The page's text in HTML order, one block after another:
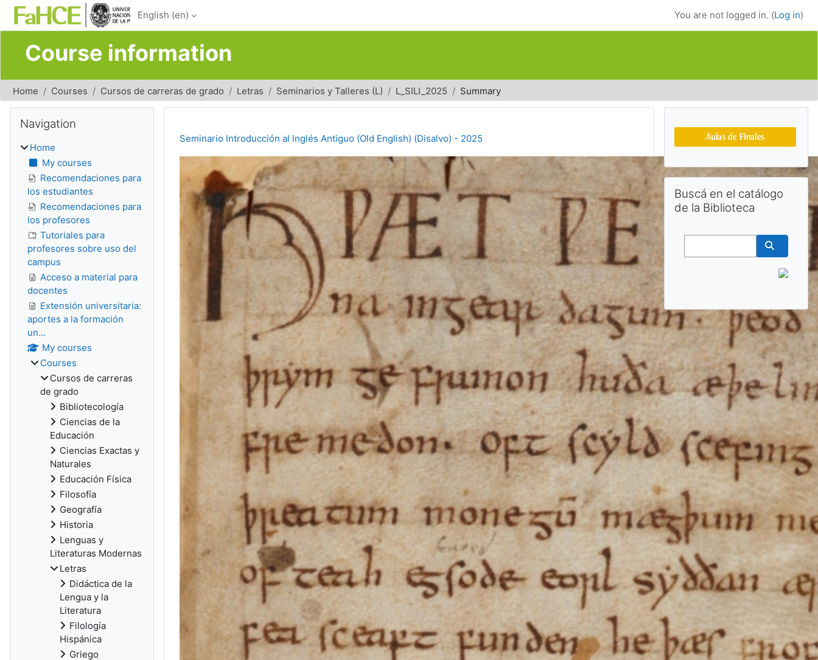
Skip to main content
English ‎(en)‎ You are not logged in. (Log in)
Course information
Home Courses Cursos de carreras de grado Letras Seminarios y Talleres (L) L_SILI_2025 Summary
Seminario Introducción al Inglés Antiguo (Old English) (Disalvo) - 2025
Blocks
Navigation
Home
My courses
Recomendaciones para
los estudiantes
Recomendaciones para
los profesores
Tutoriales para
profesores sobre uso del
campus
Acceso a material para
docentes
Extensión universitaria:
aportes a la formación
un...
My courses
Courses
Cursos de carreras
de grado
Bibliotecología
Ciencias de la
Educación
Ciencias Exactas y
Naturales
Educación Física
Filosofía
Geografía
Historia
Lenguas y
Literaturas Modernas
Letras
Didáctica de la
Lengua y la
Literatura
Filología
Hispánica
Griego
Skip Buscá en el catálogo de la
Buscá en el catálogo
de la Biblioteca
Buscar
Buscar